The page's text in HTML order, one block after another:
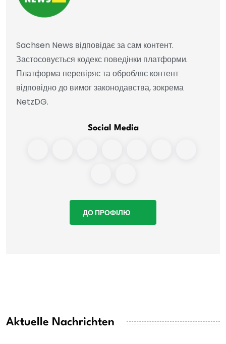
Sachsen News відповідає за сам контент.
Застосовується кодекс поведінки платформи.
Платформа перевіряє та обробляє контент
відповідно до вимог законодавства, зокрема
NetzDG.
Social Media
ДО ПРОФІЛЮ
Aktuelle Nachrichten